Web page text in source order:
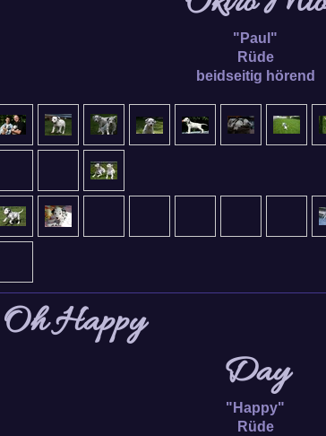
"Paul"
Rüde
beidseitig hörend
Oh Happy
Day
"Happy"
Rüde